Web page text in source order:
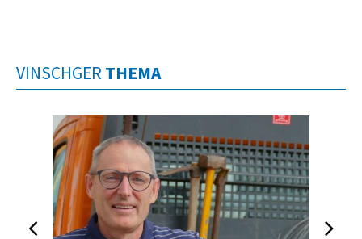
VINSCHGER THEMA